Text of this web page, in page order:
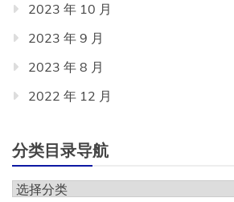
2023 年 10 月
2023 年 9 月
2023 年 8 月
2022 年 12 月
分类目录导航
分